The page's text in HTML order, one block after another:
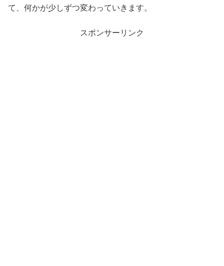
て、何かが少しずつ変わっていきます。
スポンサーリンク